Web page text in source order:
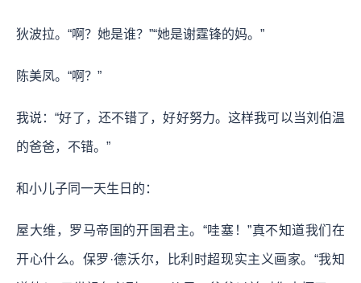
狄波拉。“啊？她是谁？”“她是谢霆锋的妈。”
陈美凤。“啊？”
我说：“好了，还不错了，好好努力。这样我可以当刘伯温
的爸爸，不错。”
和小儿子同一天生日的：
屋大维，罗马帝国的开国君主。“哇塞！”真不知道我们在
开心什么。保罗·德沃尔，比利时超现实主义画家。“我知